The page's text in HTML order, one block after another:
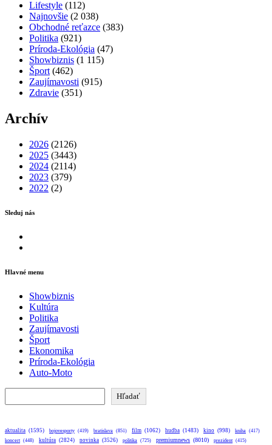
Lifestyle (112)
Najnovšie (2 038)
Obchodné reťazce (383)
Politika (921)
Príroda-Ekológia (47)
Showbiznis (1 115)
Šport (462)
Zaujímavosti (915)
Zdravie (351)
Archív
2026 (2126)
2025 (3443)
2024 (2114)
2023 (379)
2022 (2)
Sleduj nás
Hlavné menu
Showbiznis
Kultúra
Politika
Zaujímavosti
Šport
Ekonomika
Príroda-Ekológia
Auto-Moto
Hľadať
aktualita (1595) bojovesporty (419) bratislava (851) film (1062) hudba (1483) kino (998) kniha
(417)
koncert (448) kultúra (2824) novinka (3526) politika (725) premiumnews (8010) prezident (415)